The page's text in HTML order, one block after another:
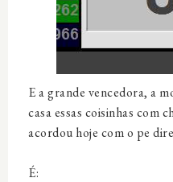
E a grande vencedora, a
casa essas coisinhas com
acordou hoje com o pe
É: